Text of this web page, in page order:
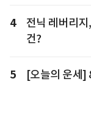
4
전닉 레버리
건?
5 [오늘의 운세]